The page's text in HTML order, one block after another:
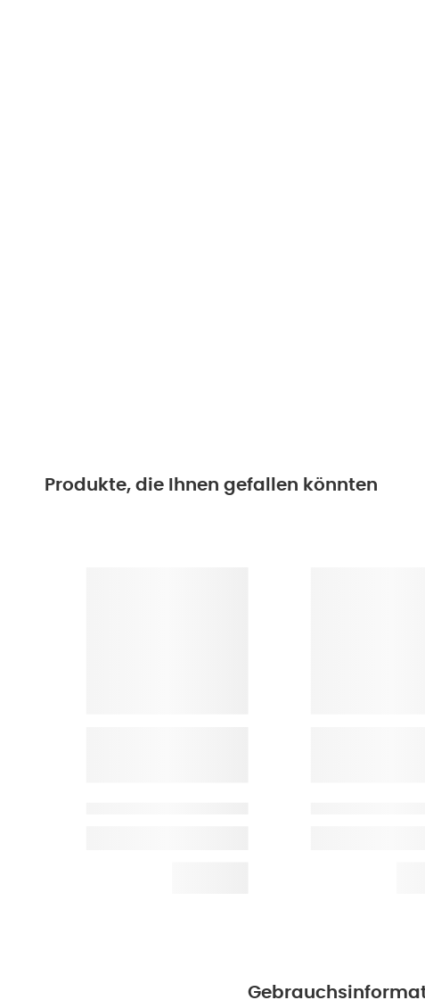
Produkte, die Ihnen gefallen könnten